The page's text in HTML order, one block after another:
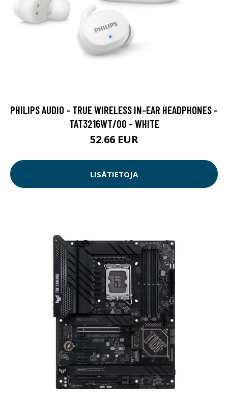
PHILIPS AUDIO - TRUE WIRELESS IN-EAR HEADPHONES -
TAT3216WT/00 - WHITE
52.66 EUR
LISÄTIETOJA